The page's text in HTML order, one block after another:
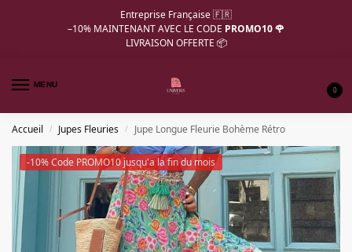
Entreprise Française 🇫🇷
–10% MAINTENANT AVEC LE CODE PROMO10 🌹
LIVRAISON OFFERTE 📦
MENU
0
Accueil / Jupes Fleuries / Jupe Longue Fleurie Bohème Rétro
-10% Code PROMO10 jusqu'a la fin du mois